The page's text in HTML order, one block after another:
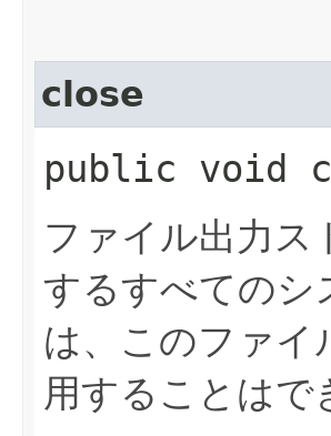
close
public void
ファイル出力ス
するすべてのシ
は、このファイ
用することはで